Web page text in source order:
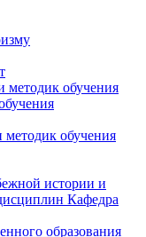
методик обучения
обучения
истории и
Кафедра
образования